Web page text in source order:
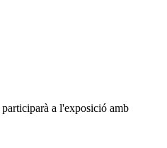
a l'exposició amb